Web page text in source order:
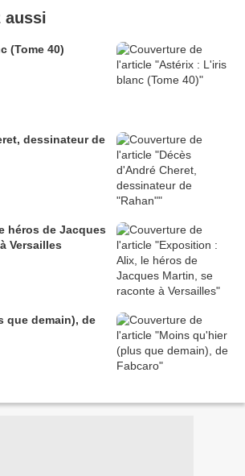
aussi
(Tome 40)
dessinateur de
héros de Jacques
Versailles
que demain), de